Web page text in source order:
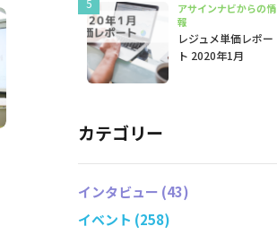
アサインナビからの情
報
レジュメ単価レポー
ト 2020年1月
カテゴリー
インタビュー (43)
イベント (258)